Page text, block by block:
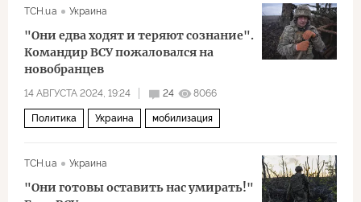
ТСН.ua Украина
"Они едва ходят и теряют сознание".
Командир ВСУ пожаловался на
новобранцев
14 АВГУСТА 2024, 19:24 24 8066
Политика Украина мобилизация
ТСН.ua Украина
"Они готовы оставить нас умирать!"